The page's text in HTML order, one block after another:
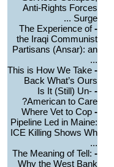
Anti-Rights Forces
Surge ...
-
The Experience of
the Iraqi Communist
Partisans (Ansar): an
...
-
This is How We Take
Back What’s Ours
-
Is It (Still) Un-
American to Care?
-
Where Vet to Cop
Pipeline Led in Maine:
ICE Killing Shows Wh
...
-
The Meaning of Tell:
Why the West Bank